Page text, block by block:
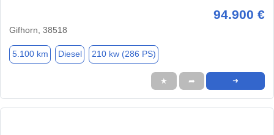
94.900 €
Gifhorn, 38518
5.100 km Diesel 210 kw (286 PS)
★ ➦ ➜